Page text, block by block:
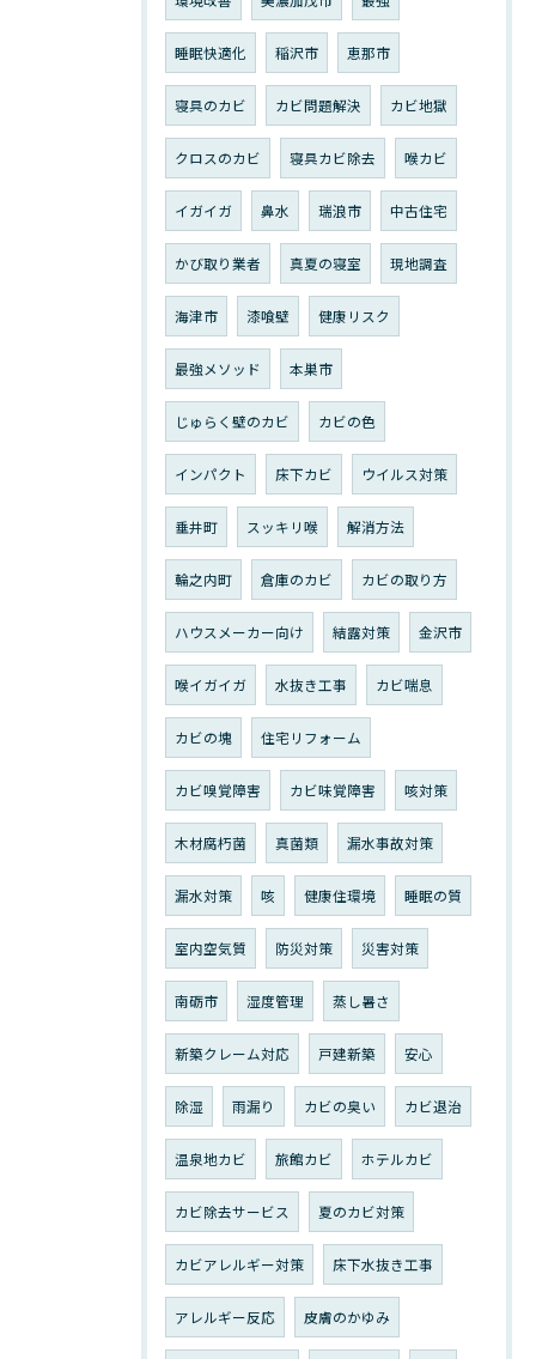
睡眠快適化 稲沢市 恵那市
寝具のカビ カビ問題解決 カビ地獄
クロスのカビ 寝具カビ除去 喉カビ
イガイガ 鼻水 瑞浪市 中古住宅
かび取り業者 真夏の寝室 現地調査
海津市 漆喰壁 健康リスク
最強メソッド 本巣市
じゅらく壁のカビ カビの色
インパクト 床下カビ ウイルス対策
垂井町 スッキリ喉 解消方法
輪之内町 倉庫のカビ カビの取り方
ハウスメーカー向け 結露対策 金沢市
喉イガイガ 水抜き工事 カビ喘息
カビの塊 住宅リフォーム
カビ嗅覚障害 カビ味覚障害 咳対策
木材腐朽菌 真菌類 漏水事故対策
漏水対策 咳 健康住環境 睡眠の質
室内空気質 防災対策 災害対策
南砺市 湿度管理 蒸し暑さ
新築クレーム対応 戸建新築 安心
除湿 雨漏り カビの臭い カビ退治
温泉地カビ 旅館カビ ホテルカビ
カビ除去サービス 夏のカビ対策
カビアレルギー対策 床下水抜き工事
アレルギー反応 皮膚のかゆみ